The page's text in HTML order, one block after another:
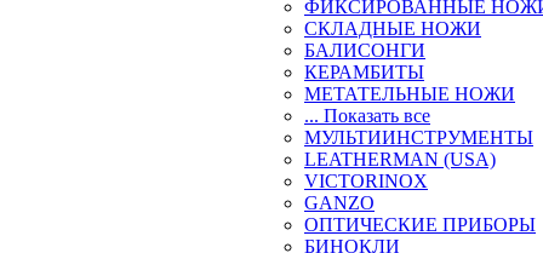
ФИКСИРОВАННЫЕ
СКЛАДНЫЕ НОЖИ
БАЛИСОНГИ
КЕРАМБИТЫ
МЕТАТЕЛЬНЫЕ НОЖИ
... Показать все
МУЛЬТИИНСТРУМЕНТЫ
LEATHERMAN (USA)
VICTORINOX
GANZO
ОПТИЧЕСКИЕ ПРИБОРЫ
БИНОКЛИ